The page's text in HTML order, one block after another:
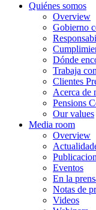
Quiénes somos
Overview
Gobierno
Dónde
Trabaja
Clientes
Acerca de
Pensions
Our values
Media room
Overview
Eventos
En la
Notas de
Videos